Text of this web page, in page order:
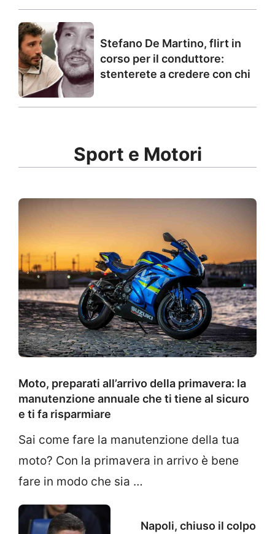
Stefano De Martino, flirt in
corso per il conduttore:
stenterete a credere con chi
Sport e Motori
Moto, preparati all’arrivo della primavera: la
manutenzione annuale che ti tiene al sicuro
e ti fa risparmiare
Sai come fare la manutenzione della tua
moto? Con la primavera in arrivo è bene
fare in modo che sia …
Napoli, chiuso il colpo